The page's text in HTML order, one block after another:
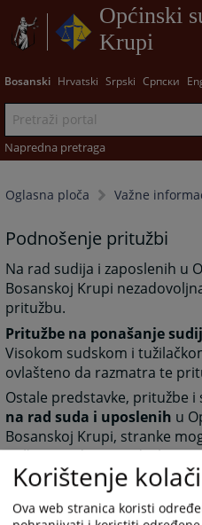
Općinski
Krupi
Bosanski Hrvatski Srpski Српски
Napredna pretraga
Oglasna ploča Važne
Podnošenje pritužbi
Na rad sudija i zaposlenih u
Bosanskoj Krupi
pritužbu.
Pritužbe na ponašanje
Visokom sudskom i
ovlašteno da razmatra te
Ostale predstavke, pritužbe i
na rad suda i uposlenih u
Bosanskoj Krupi, stranke
pošte na adresu suda ili na
Općinskog suda u Bosanskoj
Korištenje
Ova web stranica koristi